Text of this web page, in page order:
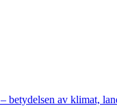
– betydelsen av klimat,